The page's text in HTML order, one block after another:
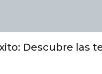
Descubre las